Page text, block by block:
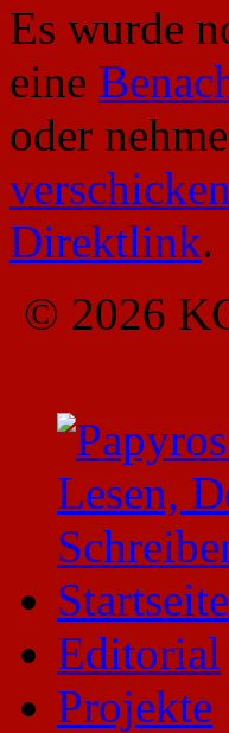
Es wurde
eine
oder
verschicken
Direktlink.
© 2026
Startseite
Editorial
Projekte